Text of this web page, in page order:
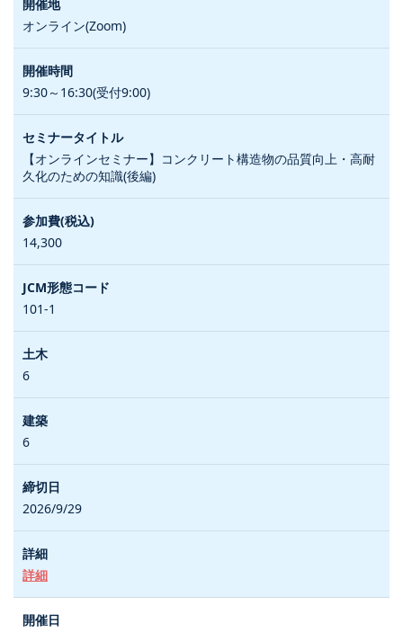
オンライン(Zoom)
9:30～16:30(受付9:00)
【オンラインセミナー】コンクリート構造物の品質向上・高耐
久化のための知識(後編)
14,300
101-1
6
6
2026/9/29
詳細